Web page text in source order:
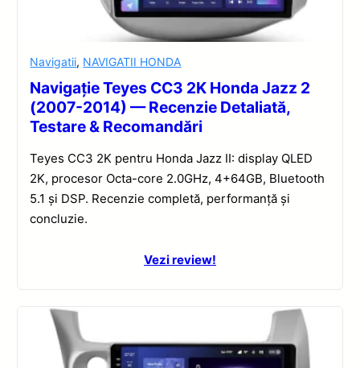
Navigatii, NAVIGATII HONDA
Navigație Teyes CC3 2K Honda Jazz 2
(2007-2014) — Recenzie Detaliată,
Testare & Recomandări
Teyes CC3 2K pentru Honda Jazz II: display QLED
2K, procesor Octa-core 2.0GHz, 4+64GB, Bluetooth
5.1 și DSP. Recenzie completă, performanță și
concluzie.
Vezi review!